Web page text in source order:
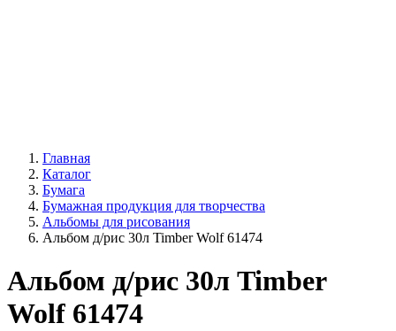
Главная
Каталог
Бумага
Бумажная продукция для творчества
Альбомы для рисования
Альбом д/рис 30л Timber Wolf 61474
Альбом д/рис 30л Timber
Wolf 61474